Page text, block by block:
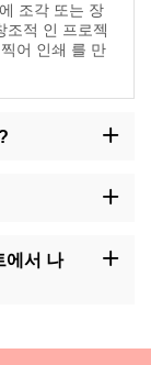
조각 또는 장
조적 인 프로젝
어 인쇄 를 만
자 정의 서비스를
연습이 필요할 수
에서 나